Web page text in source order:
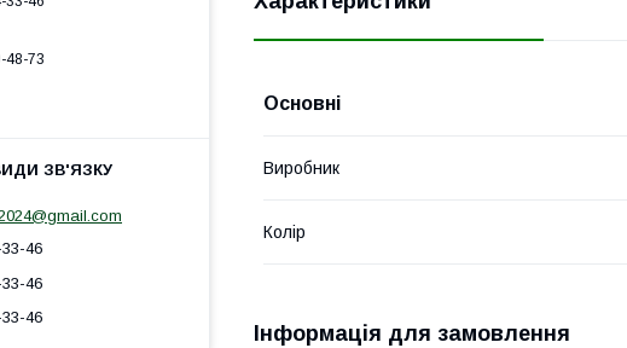
Основні
Виробник
Колір
Інформація для замовлення
48-73
46
46
46